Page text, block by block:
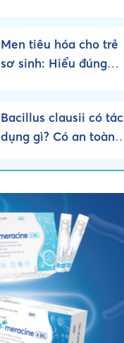
Men tiêu hóa cho trẻ
sơ sinh: Hiểu đúng
Bacillus clausii có tác
dụng gì? Có an toàn